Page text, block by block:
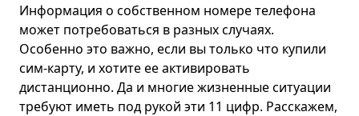
Информация о собственном номере телефона
может потребоваться в разных случаях.
Особенно это важно, если вы только что купили
сим-карту, и хотите ее активировать
дистанционно. Да и многие жизненные ситуации
требуют иметь под рукой эти 11 цифр. Расскажем,